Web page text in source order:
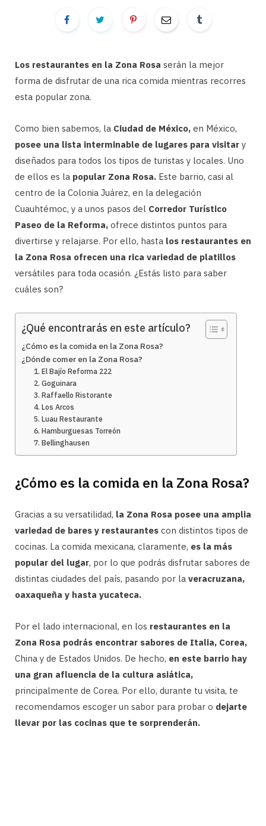
Los restaurantes en la Zona Rosa serán la mejor
forma de disfrutar de una rica comida mientras recorres
esta popular zona.
Como bien sabemos, la Ciudad de México, en México,
posee una lista interminable de lugares para visitar y
diseñados para todos los tipos de turistas y locales. Uno
de ellos es la popular Zona Rosa. Este barrio, casi al
centro de la Colonia Juárez, en la delegación
Cuauhtémoc, y a unos pasos del Corredor Turístico
Paseo de la Reforma, ofrece distintos puntos para
divertirse y relajarse. Por ello, hasta los restaurantes en
la Zona Rosa ofrecen una rica variedad de platillos
versátiles para toda ocasión. ¿Estás listo para saber
cuáles son?
¿Qué encontrarás en este artículo?
¿Cómo es la comida en la Zona Rosa?
¿Dónde comer en la Zona Rosa?
1. El Bajío Reforma 222
2. Goguinara
3. Raffaello Ristorante
4. Los Arcos
5. Luau Restaurante
6. Hamburguesas Torreón
7. Bellinghausen
¿Cómo es la comida en la Zona Rosa?
Gracias a su versatilidad, la Zona Rosa posee una amplia
variedad de bares y restaurantes con distintos tipos de
cocinas. La comida mexicana, claramente, es la más
popular del lugar, por lo que podrás disfrutar sabores de
distintas ciudades del país, pasando por la veracruzana,
oaxaqueña y hasta yucateca.
Por el lado internacional, en los restaurantes en la
Zona Rosa podrás encontrar sabores de Italia, Corea,
China y de Estados Unidos. De hecho, en este barrio hay
una gran afluencia de la cultura asiática,
principalmente de Corea. Por ello, durante tu visita, te
recomendamos escoger un sabor para probar o dejarte
llevar por las cocinas que te sorprenderán.